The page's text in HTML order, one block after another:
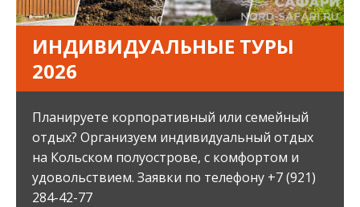
ИНДИВИДУАЛЬНЫЕ ТУРЫ
2026
Планируете корпоративный или семейный
отдых? Организуем индивидуальный отдых
на Кольском полуострове, с комфортом и
удовольствием. Заявки по телефону +7 (921)
284-42-77